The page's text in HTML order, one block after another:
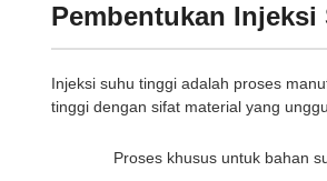
Pembentukan
Injeksi suhu tinggi adalah proses
tinggi dengan sifat material yang
Proses khusus untuk bahan